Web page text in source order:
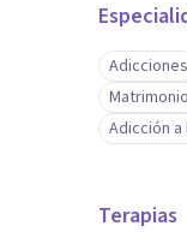
Adicciones
Adicción
Terapias